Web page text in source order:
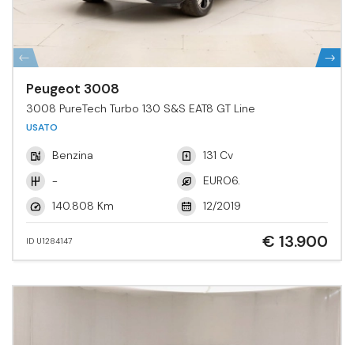
Peugeot 3008
3008 PureTech Turbo 130 S&S EAT8 GT Line
USATO
Benzina
131 Cv
-
EURO6.
140.808 Km
12/2019
ID U1284147 € 13.900